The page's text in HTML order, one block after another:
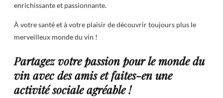
enrichissante et passionnante.
À votre santé et à votre plaisir de découvrir toujours plus le
merveilleux monde du vin !
Partagez votre passion pour le monde du
vin avec des amis et faites-en une
activité sociale agréable !